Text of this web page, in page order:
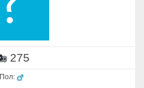
275
Пол: